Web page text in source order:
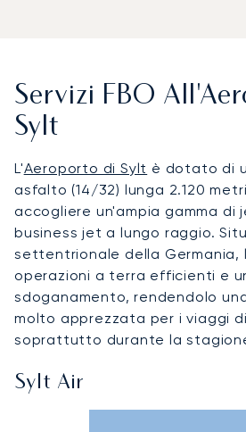
Servizi FBO
Sylt
L'Aeroporto di Sylt è dotato di
asfalto (14/32) lunga 2.120
accogliere un'ampia gamma di
business jet a lungo raggio.
settentrionale della
operazioni a terra efficienti e
sdoganamento, rendendolo
molto apprezzata per i viaggi
soprattutto durante la
Sylt Air